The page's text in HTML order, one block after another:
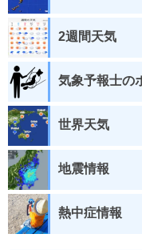
2週間天気
気象予報士の
世界天気
地震情報
熱中症情報